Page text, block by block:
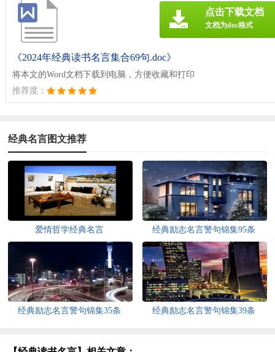
《2024年经典读书名言集合69句.doc》
将本文的Word文档下载到电脑，方便收藏和打印
推荐度：
点击下载文档
文档为doc格式
经典名言图文推荐
爱情哲学经典名言 经典励志名言警句锦集95条
经典励志名言警句锦集35条 经典励志名言警句锦集39条